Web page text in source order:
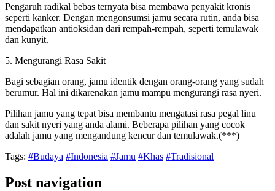
Pengaruh radikal bebas ternyata bisa membawa penyakit kronis
seperti kanker. Dengan mengonsumsi jamu secara rutin, anda bisa
mendapatkan antioksidan dari rempah-rempah, seperti temulawak
dan kunyit.
5. Mengurangi Rasa Sakit
Bagi sebagian orang, jamu identik dengan orang-orang yang sudah
berumur. Hal ini dikarenakan jamu mampu mengurangi rasa nyeri.
Pilihan jamu yang tepat bisa membantu mengatasi rasa pegal linu
dan sakit nyeri yang anda alami. Beberapa pilihan yang cocok
adalah jamu yang mengandung kencur dan temulawak.(***)
Tags: #Budaya #Indonesia #Jamu #Khas #Tradisional
Post navigation